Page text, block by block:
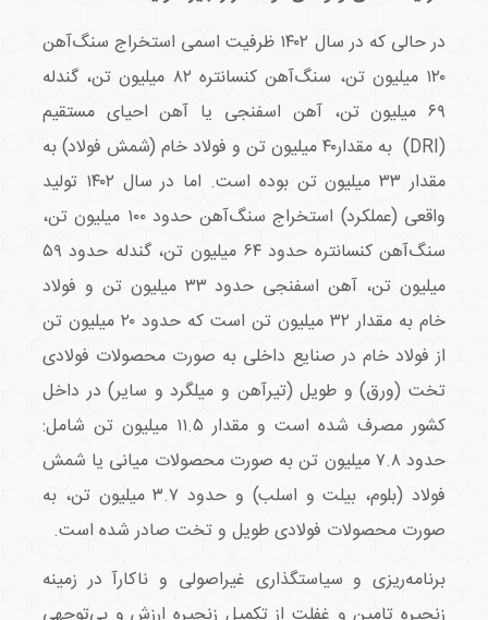
در حالی که در سال ۱۴۰۲ ظرفیت اسمی استخراج سنگ‌آهن
۱۲۰ میلیون تن، سنگ‌آهن کنسانتره ۸۲ میلیون تن، گندله
۶۹ میلیون تن، آهن اسفنجی یا آهن احیای مستقیم
(DRI) به مقدار۴۰ میلیون تن و فولاد خام (شمش فولاد) به
مقدار ۳۳ میلیون تن بوده است. اما در سال ۱۴۰۲ تولید
واقعی (عملکرد) استخراج سنگ‌آهن حدود ۱۰۰ میلیون تن،
سنگ‌آهن کنسانتره حدود ۶۴ میلیون تن، گندله حدود ۵۹
میلیون تن، آهن اسفنجی حدود ۳۳ میلیون تن و فولاد
خام به مقدار ۳۲ میلیون تن است که حدود ۲۰ میلیون تن
از فولاد خام در صنایع داخلی به صورت محصولات فولادی
تخت (ورق) و طویل (تیرآهن و میلگرد و سایر) در داخل
کشور مصرف شده است و مقدار ۱۱.۵ میلیون تن شامل:
حدود ۷.۸ میلیون تن به صورت محصولات میانی یا شمش
فولاد (بلوم، بیلت و اسلب) و حدود ۳.۷ میلیون تن، به
صورت محصولات فولادی طویل و تخت صادر شده است.
برنامه‌ریزی و سیاستگذاری غیراصولی و ناکارآ در زمینه